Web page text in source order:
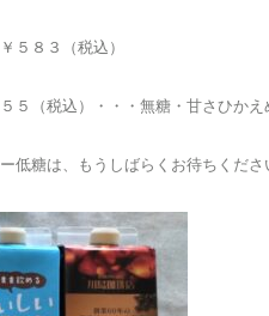
８３（税込）
５（税込）・・・無糖・甘さひかえ
低糖は、もうしばらくお待ちくださ